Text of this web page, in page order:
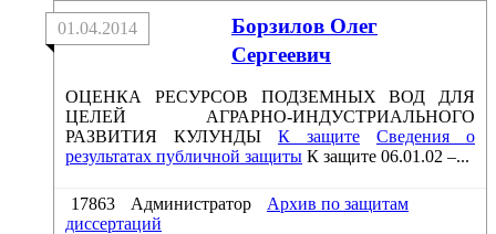
Борзилов Олег
Сергеевич
01.04.2014
ОЦЕНКА РЕСУРСОВ ПОДЗЕМНЫХ ВОД ДЛЯ
ЦЕЛЕЙ АГРАРНО-ИНДУСТРИАЛЬНОГО
РАЗВИТИЯ КУЛУНДЫ К защите
Сведения о
результатах публичной защиты К защите 06.01.02 –...
17863 Администратор
Архив по защитам
диссертаций